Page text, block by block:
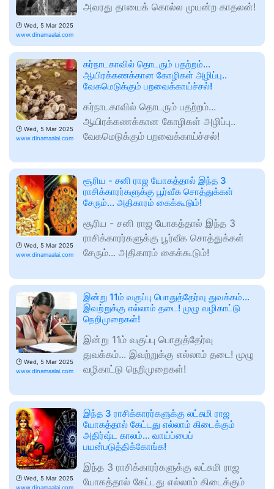
🕑 Wed, 5 Mar 2025
www.dinamaalai.com
அவரது தாயைக் கொல்ல முயன்ற காதலன்!
🕑 Wed, 5 Mar 2025
www.dinamaalai.com
கர்நாடகாவில் தொடரும் பதற்றம்...
ஆயிரக்கணக்கான கோழிகள் அழிப்பு..
வேகமெடுக்கும் பறவைக்காய்ச்சல்!
கர்நாடகாவில் தொடரும் பதற்றம்...
ஆயிரக்கணக்கான கோழிகள் அழிப்பு..
வேகமெடுக்கும் பறவைக்காய்ச்சல்!
🕑 Wed, 5 Mar 2025
www.dinamaalai.com
சூரிய - சனி ராஜ யோகத்தால் இந்த 3
ராசிக்காரர்களுக்கு பூர்வீக சொத்துக்கள்
சேரும்... அதிகாரம் கைக்கூடும்!
சூரிய - சனி ராஜ யோகத்தால் இந்த 3
ராசிக்காரர்களுக்கு பூர்வீக சொத்துக்கள்
சேரும்... அதிகாரம் கைக்கூடும்!
🕑 Wed, 5 Mar 2025
www.dinamaalai.com
இன்று 11ம் வகுப்பு பொதுத்தேர்வு துவக்கம்...
இவற்றுக்கு எல்லாம் தடை! முழு வழிகாட்டு
நெறிமுறைகள்!
இன்று 11ம் வகுப்பு பொதுத்தேர்வு
துவக்கம்... இவற்றுக்கு எல்லாம் தடை! முழு
வழிகாட்டு நெறிமுறைகள்!
🕑 Wed, 5 Mar 2025
இந்த 3 ராசிக்காரர்களுக்கு லட்சுமி ராஜ
யோகத்தால் கேட்டது எல்லாம் கிடைக்கும்
அதிர்ஷ்ட காலம்... வாய்ப்பைப்
பயன்படுத்திக்கோங்க!
இந்த 3 ராசிக்காரர்களுக்கு லட்சுமி ராஜ
யோகத்தால் கேட்டது எல்லாம் கிடைக்கும்